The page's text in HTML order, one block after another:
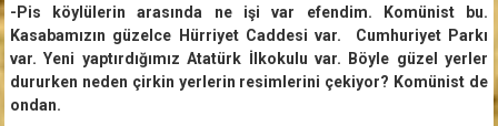
-Pis köylülerin arasında ne işi var efendim. Komünist bu.
Kasabamızın güzelce Hürriyet Caddesi var. Cumhuriyet Parkı
var. Yeni yaptırdığımız Atatürk İlkokulu var. Böyle güzel yerler
dururken neden çirkin yerlerin resimlerini çekiyor? Komünist de
ondan.